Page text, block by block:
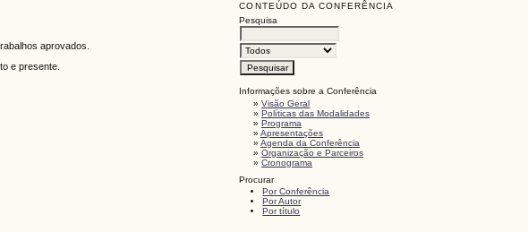
CONTEÚDO DA CONFERÊNCIA
Pesquisa
Informações sobre a Conferência
»Visão Geral
»Políticas das Modalidades
»Programa
»Apresentações
»Agenda da Conferência
»Organização e Parceiros
»Cronograma
Procurar
Por Conferência
Por Autor
Por título
aprovados.
e presente.